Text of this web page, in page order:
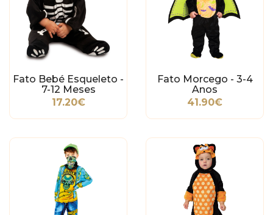
Fato Bebé Esqueleto -
7-12 Meses
17.20€
Fato Morcego - 3-4
Anos
41.90€